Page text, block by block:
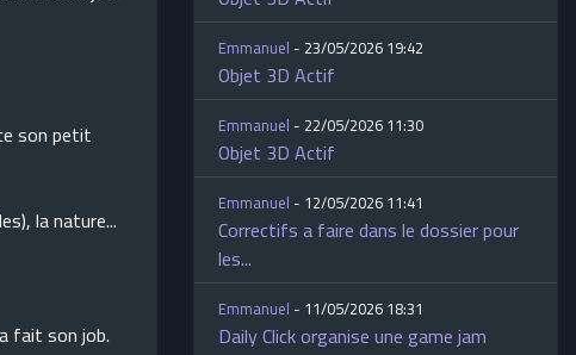
son petit
la nature...
fait son job.
Emmanuel- 23/05/2026 19:42
Objet 3D Actif
Emmanuel- 22/05/2026 11:30
Objet 3D Actif
Emmanuel- 12/05/2026 11:41
Correctifs a faire dans le dossier pour
les...
Emmanuel- 11/05/2026 18:31
Daily Click organise une game jam